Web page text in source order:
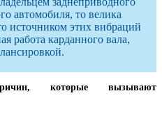
автомобиля, то велика
источником этих вибраций
работа карданного вала,
которые вызывают